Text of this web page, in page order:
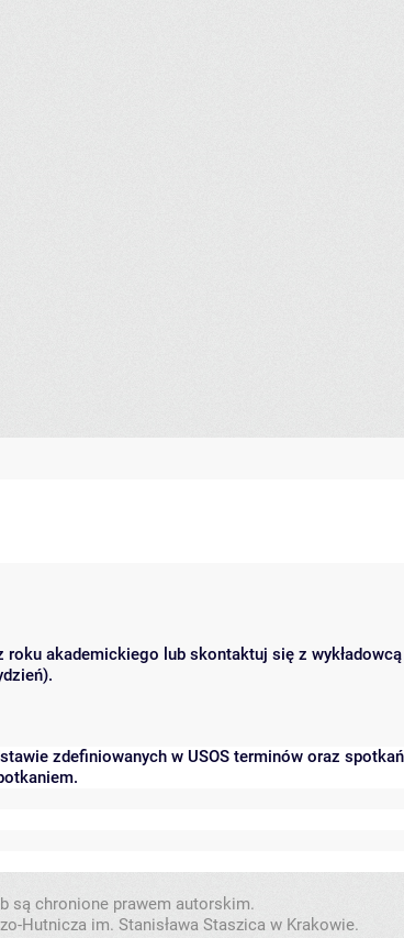
akademickiego lub skontaktuj się z wykładowcą
zdefiniowanych w USOS terminów oraz
są chronione prawem autorskim.
Hutnicza im. Stanisława Staszica w Krakowie.